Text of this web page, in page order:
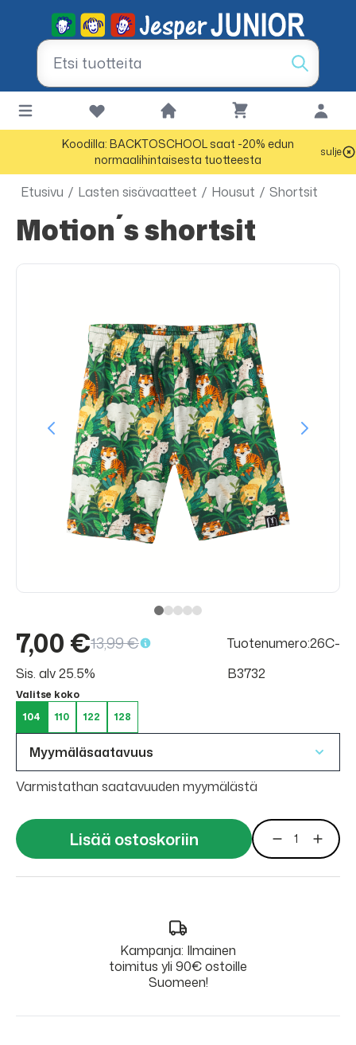
Koodilla: BACKTOSCHOOL saat -20% edun
normaalihintaisesta tuotteesta
sulje
Etusivu / Lasten sisävaatteet / Housut / Shortsit
Motion´s shortsit
7,00 €13,99 €
Sis. alv 25.5%
Tuotenumero:26C-
B3732
Valitse koko
104
110 122 128
Myymäläsaatavuus
Varmistathan saatavuuden myymälästä
Lisää ostoskoriin
Kampanja: Ilmainen
toimitus yli 90€ ostoille
Suomeen!